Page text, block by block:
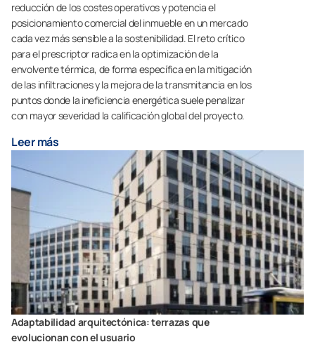
reducción de los costes operativos y potencia el
posicionamiento comercial del inmueble en un mercado
cada vez más sensible a la sostenibilidad. El reto crítico
para el prescriptor radica en la optimización de la
envolvente térmica, de forma específica en la mitigación
de las infiltraciones y la mejora de la transmitancia en los
puntos donde la ineficiencia energética suele penalizar
con mayor severidad la calificación global del proyecto.
Leer más
Adaptabilidad arquitectónica: terrazas que
evolucionan con el usuario